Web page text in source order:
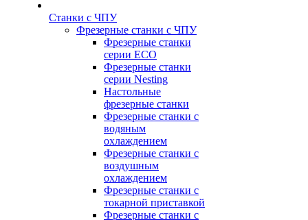
Станки с ЧПУ
Фрезерные станки с ЧПУ
Фрезерные станки
серии ECO
Фрезерные станки
серии Nesting
Настольные
фрезерные станки
Фрезерные станки с
водяным
охлаждением
Фрезерные станки с
воздушным
охлаждением
Фрезерные станки с
токарной приставкой
Фрезерные станки с